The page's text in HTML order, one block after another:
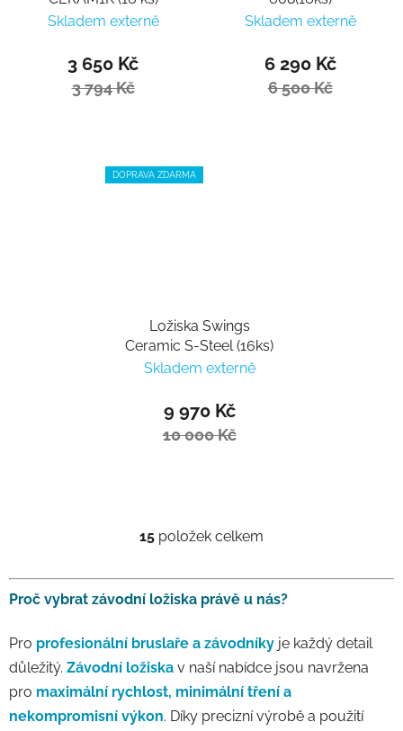
Skladem externě
3 650 Kč
3 794 Kč
Skladem externě
6 290 Kč
6 500 Kč
DOPRAVA ZDARMA
Ložiska Swings
Ceramic S-Steel (16ks)
Skladem externě
9 970 Kč
10 000 Kč
Ovládací prvky výpisu
15 položek celkem
Proč vybrat závodní ložiska právě u nás?
Pro profesionální bruslaře a závodníky je každý detail
důležitý. Závodní ložiska v naší nabídce jsou navržena
pro maximální rychlost, minimální tření a
nekompromisní výkon. Díky precizní výrobě a použití